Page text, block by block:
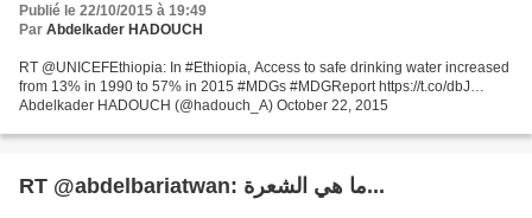
Publié le 22/10/2015 à 19:49
Par Abdelkader HADOUCH
RT @UNICEFEthiopia: In #Ethiopia, Access to safe drinking water increased
from 13% in 1990 to 57% in 2015 #MDGs #MDGReport https://t.co/dbJ…
Abdelkader HADOUCH (@hadouch_A) October 22, 2015
RT @abdelbariatwan: ما هي الشعرة...